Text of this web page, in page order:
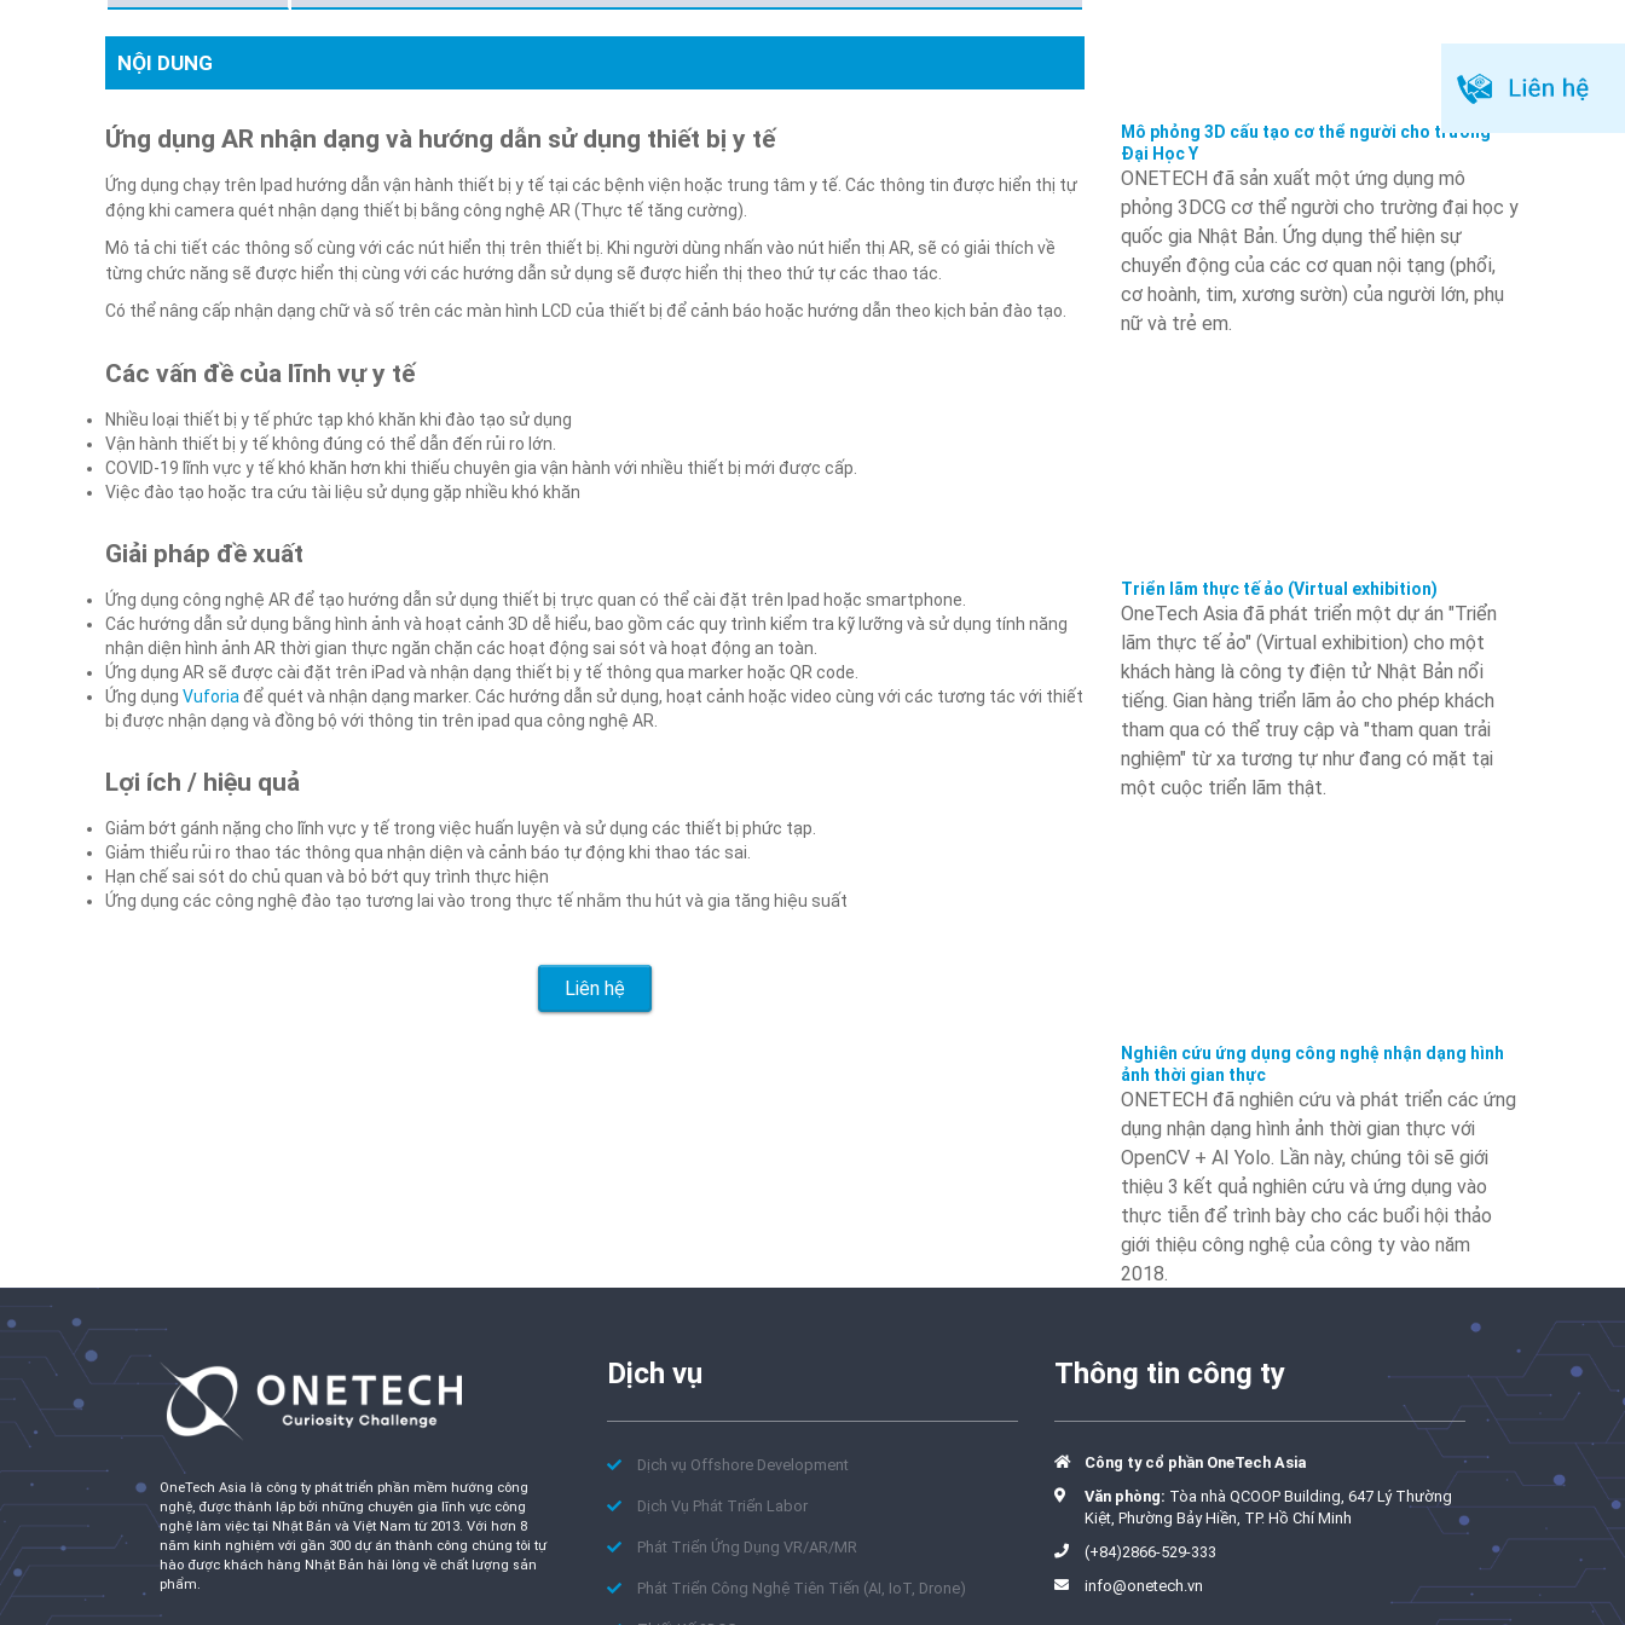
NỘI DUNG
Ứng dụng AR nhận dạng và hướng dẫn sử dụng thiết bị y tế
Ứng dụng chạy trên Ipad hướng dẫn vận hành thiết bị y tế tại các bệnh viện hoặc trung tâm y tế. Các thông tin được hiển thị tự
động khi camera quét nhận dạng thiết bị bằng công nghệ AR (Thực tế tăng cường).
Mô tả chi tiết các thông số cùng với các nút hiển thị trên thiết bị. Khi người dùng nhấn vào nút hiển thị AR, sẽ có giải thích về
từng chức năng sẽ được hiển thị cùng với các hướng dẫn sử dụng sẽ được hiển thị theo thứ tự các thao tác.
Có thể nâng cấp nhận dạng chữ và số trên các màn hình LCD của thiết bị để cảnh báo hoặc hướng dẫn theo kịch bản đào tạo.
Các vấn đề của lĩnh vự y tế
Nhiều loại thiết bị y tế phức tạp khó khăn khi đào tạo sử dụng
Vận hành thiết bị y tế không đúng có thể dẫn đến rủi ro lớn.
COVID-19 lĩnh vực y tế khó khăn hơn khi thiếu chuyên gia vận hành với nhiều thiết bị mới được cấp.
Việc đào tạo hoặc tra cứu tài liệu sử dụng gặp nhiều khó khăn
Giải pháp đề xuất
Ứng dụng công nghệ AR để tạo hướng dẫn sử dụng thiết bị trực quan có thể cài đặt trên Ipad hoặc smartphone.
Các hướng dẫn sử dụng bằng hình ảnh và hoạt cảnh 3D dễ hiểu, bao gồm các quy trình kiểm tra kỹ lưỡng và sử dụng tính năng
nhận diện hình ảnh AR thời gian thực ngăn chặn các hoạt động sai sót và hoạt động an toàn.
Ứng dụng AR sẽ được cài đặt trên iPad và nhận dạng thiết bị y tế thông qua marker hoặc QR code.
Ứng dụng Vuforia để quét và nhận dạng marker. Các hướng dẫn sử dụng, hoạt cảnh hoặc video cùng với các tương tác với thiết
bị được nhận dạng và đồng bộ với thông tin trên ipad qua công nghệ AR.
Lợi ích / hiệu quả
Giảm bớt gánh nặng cho lĩnh vực y tế trong việc huấn luyện và sử dụng các thiết bị phức tạp.
Giảm thiểu rủi ro thao tác thông qua nhận diện và cảnh báo tự động khi thao tác sai.
Hạn chế sai sót do chủ quan và bỏ bớt quy trình thực hiện
Ứng dụng các công nghệ đào tạo tương lai vào trong thực tế nhằm thu hút và gia tăng hiệu suất
Liên hệ
Mô phỏng 3D cấu tạo cơ thể người cho trường
Đại Học Y
ONETECH đã sản xuất một ứng dụng mô
phỏng 3DCG cơ thể người cho trường đại học y
quốc gia Nhật Bản. Ứng dụng thể hiện sự
chuyển động của các cơ quan nội tạng (phổi,
cơ hoành, tim, xương sườn) của người lớn, phụ
nữ và trẻ em.
Triển lãm thực tế ảo (Virtual exhibition)
OneTech Asia đã phát triển một dự án "Triển
lãm thực tế ảo" (Virtual exhibition) cho một
khách hàng là công ty điện tử Nhật Bản nổi
tiếng. Gian hàng triển lãm ảo cho phép khách
tham qua có thể truy cập và "tham quan trải
nghiệm" từ xa tương tự như đang có mặt tại
một cuộc triển lãm thật.
Nghiên cứu ứng dụng công nghệ nhận dạng hình
ảnh thời gian thực
ONETECH đã nghiên cứu và phát triển các ứng
dụng nhận dạng hình ảnh thời gian thực với
OpenCV + AI Yolo. Lần này, chúng tôi sẽ giới
thiệu 3 kết quả nghiên cứu và ứng dụng vào
thực tiễn để trình bày cho các buổi hội thảo
giới thiệu công nghệ của công ty vào năm
2018.
OneTech Asia là công ty phát triển phần mềm hướng công
nghệ, được thành lập bởi những chuyên gia lĩnh vực công
nghệ làm việc tại Nhật Bản và Việt Nam từ 2013. Với hơn 8
năm kinh nghiệm với gần 300 dự án thành công chúng tôi tự
hào được khách hàng Nhật Bản hài lòng về chất lượng sản
phẩm.
Dịch vụ
Dịch vụ Offshore Development
Dịch Vụ Phát Triển Labor
Phát Triển Ứng Dụng VR/AR/MR
Phát Triển Công Nghệ Tiên Tiến (AI, IoT, Drone)
Thông tin công ty
Công ty cổ phần OneTech Asia
Văn phòng: Tòa nhà QCOOP Building, 647 Lý Thường
Kiệt, Phường Bảy Hiền, TP. Hồ Chí Minh
(+84)2866-529-333
info@onetech.vn